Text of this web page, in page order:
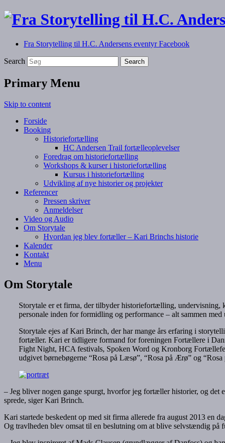
Fra Storytelling til H.C.
Fortælling, foredrag, workshops og kurser
Fra Storytelling til H.C. Andersens eventyr Facebook
Search
Primary Menu
Skip to content
Forside
Booking
Historiefortælling
HC Andersen Trail fortælleoplevelser
Foredrag om historiefortælling
Workshops & kurser i historiefortælling
Kursus i historiefortælling
Udvikling af nye historier og projekter
Referencer
Pressen skriver
Anmeldelser
Video og Audio
Om Storytale
Hvordan jeg blev fortæller – Kari Brinchs historie
Kalender
Kontakt
Menu
Om Storytale
Storytale er et firma, der tilbyder historiefortælling, undervisning,
personale inden for formidling og performance – alt sammen
Storytale ejes af Kari Brinch, der har mange års erfaring i
fortæller. Kari er tidligere formand for foreningen Fortællere i
Fight Night, HCA festivals, Spoken Word og Kronborg
udgivet børnebøgerne “Rosa på Læsø”, “Rosa på Ærø” og
– Jeg bliver nogen gange spurgt, hvorfor jeg fortæller historier, og
sprede, siger Kari Brinch.
Kari startede beskedent op med sit firma allerede fra august 2013 en
Og travlheden blev omsat til en beslutning om at blive selvstændig på